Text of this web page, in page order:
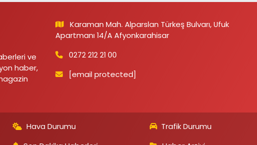
ve
haber,
Karaman Mah. Alparslan Türkeş Bulvarı, Ufuk
Apartmanı 14/A Afyonkarahisar
0272 212 21 00
[email protected]
Hava Durumu Trafik Durumu